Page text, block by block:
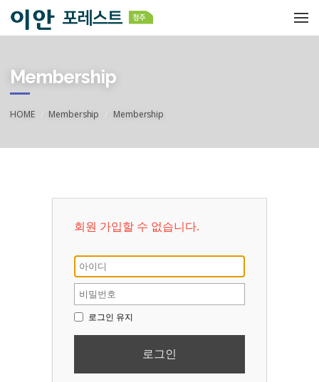
메뉴 건너뛰기
Membership
HOME Membership Membership
회원 가입할 수 없습니다.
로그인 유지
로그인